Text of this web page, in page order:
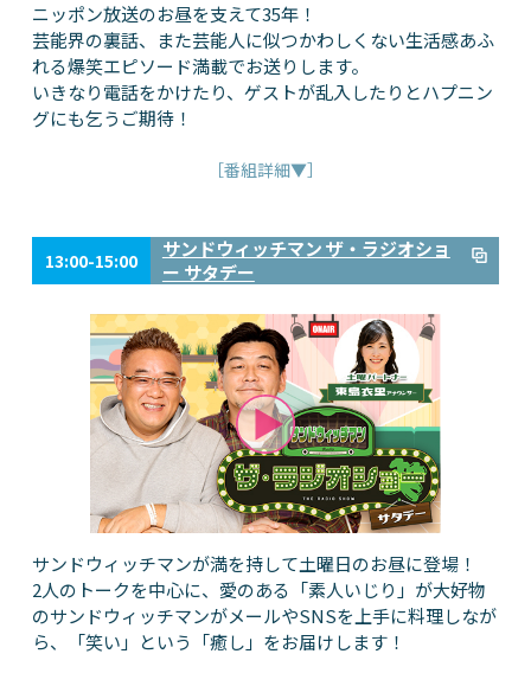
ニッポン放送のお昼を支えて35年！
芸能界の裏話、また芸能人に似つかわしくない生活感あふ
れる爆笑エピソード満載でお送りします。
いきなり電話をかけたり、ゲストが乱入したりとハプニン
グにも乞うご期待！
［番組詳細▼］
13:00-15:00
サンドウィッチマン ザ・ラジオショ
ー サタデー
サンドウィッチマンが満を持して土曜日のお昼に登場！
2人のトークを中心に、愛のある「素人いじり」が大好物
のサンドウィッチマンがメールやSNSを上手に料理しなが
ら、「笑い」という「癒し」をお届けします！